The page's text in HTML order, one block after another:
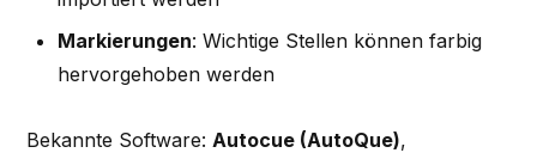
Markierungen: Wichtige Stellen können farbig
hervorgehoben werden
Bekannte Software: Autocue (AutoQue),